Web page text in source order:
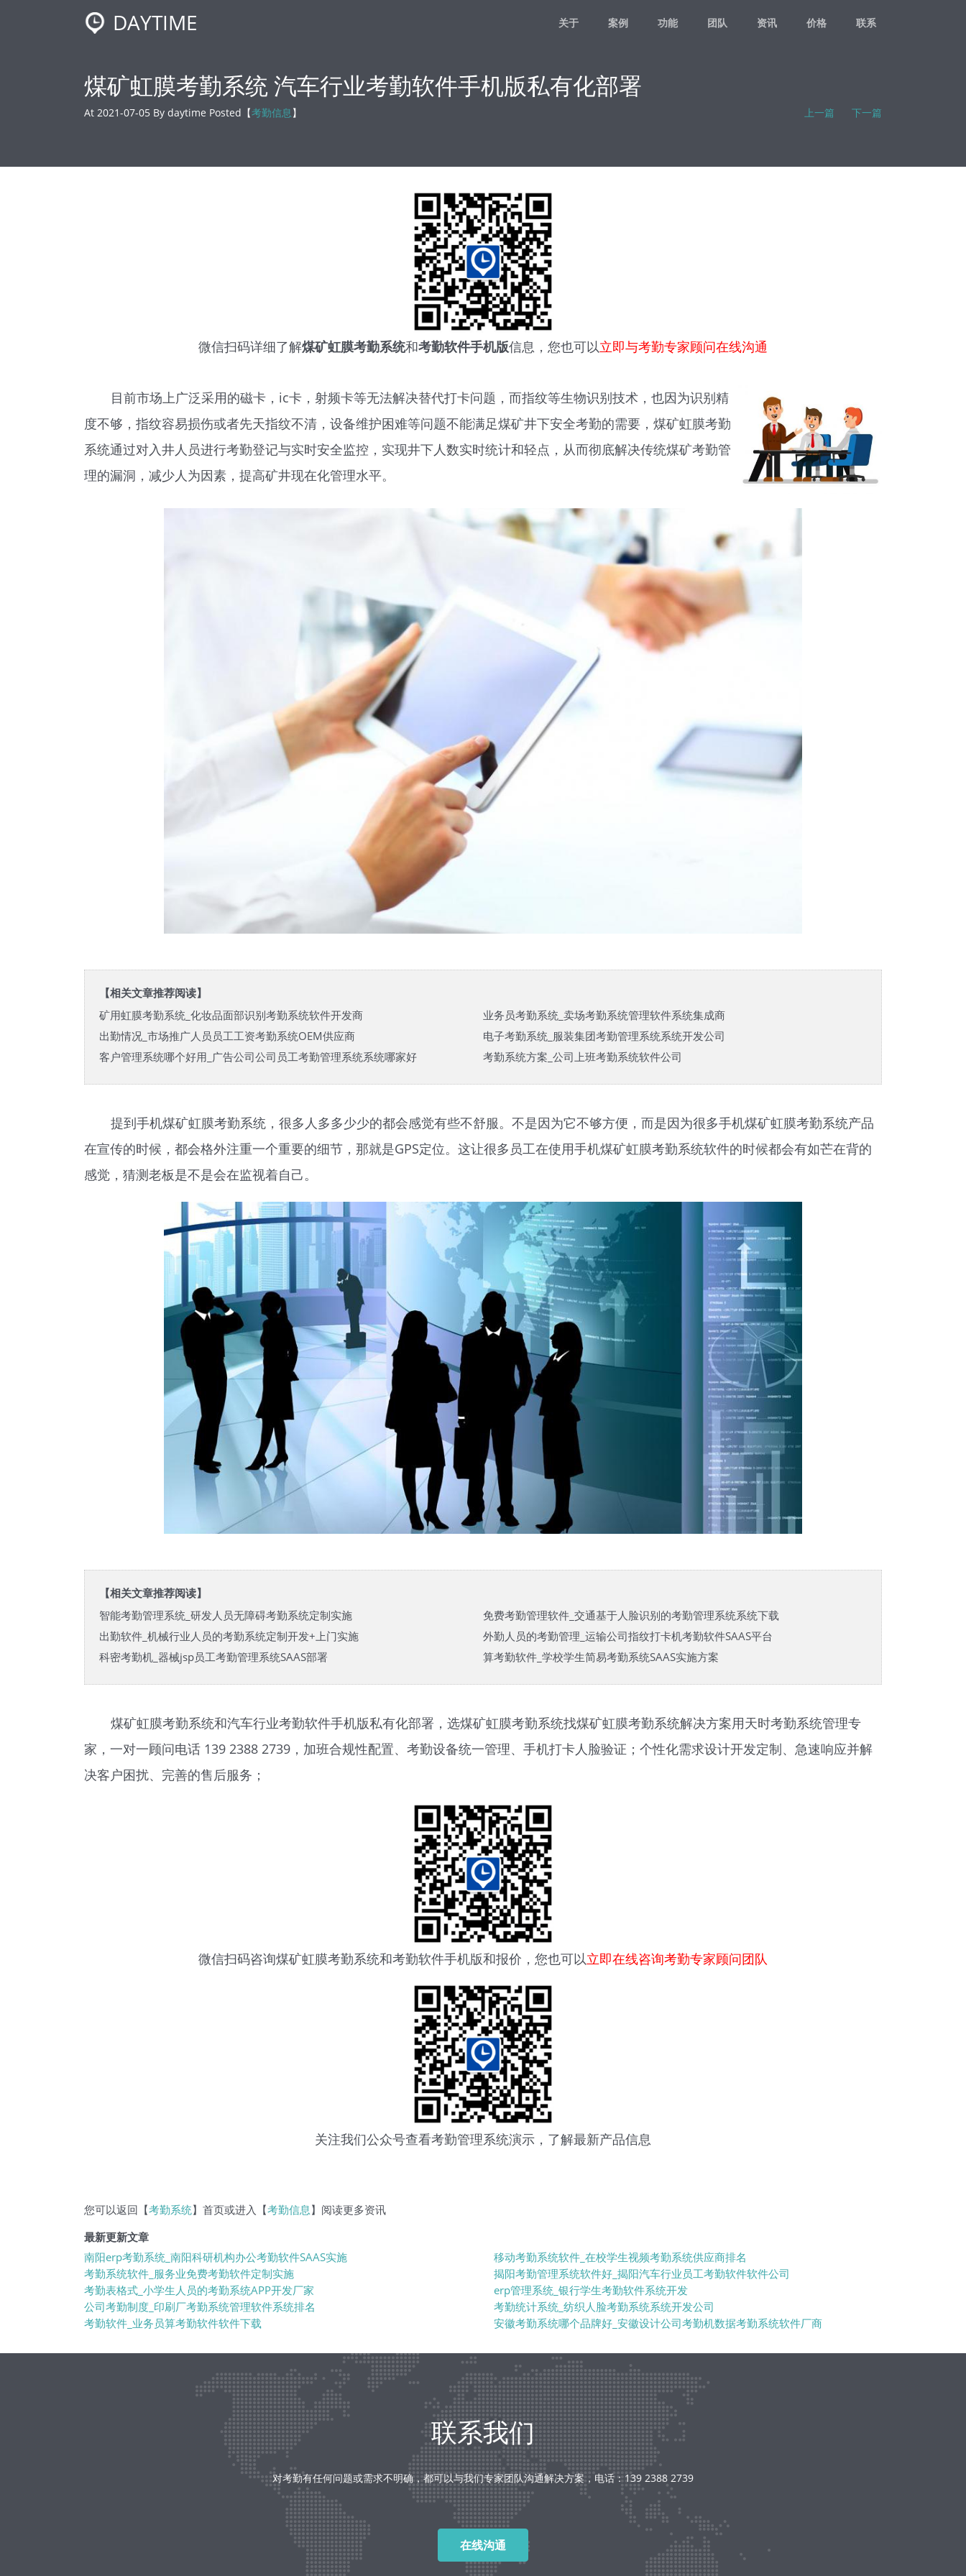
DAYTIME 关于 案例 功能 团队 资讯 价格 联系
煤矿虹膜考勤系统 汽车行业考勤软件手机版私有化部署
At 2021-07-05 By daytime Posted【考勤信息】 上一篇 下一篇
微信扫码详细了解煤矿虹膜考勤系统和考勤软件手机版信息，您也可以立即与考勤专家顾问在线沟通
目前市场上广泛采用的磁卡，ic卡，射频卡等无法解决替代打卡问题，而指纹等生物识别技术，也因为识别精
度不够，指纹容易损伤或者先天指纹不清，设备维护困难等问题不能满足煤矿井下安全考勤的需要，煤矿虹膜考勤
系统通过对入井人员进行考勤登记与实时安全监控，实现井下人数实时统计和轻点，从而彻底解决传统煤矿考勤管
理的漏洞，减少人为因素，提高矿井现在化管理水平。
【相关文章推荐阅读】
矿用虹膜考勤系统_化妆品面部识别考勤系统软件开发商
业务员考勤系统_卖场考勤系统管理软件系统集成商
出勤情况_市场推广人员员工工资考勤系统OEM供应商
电子考勤系统_服装集团考勤管理系统系统开发公司
客户管理系统哪个好用_广告公司公司员工考勤管理系统系统哪家好
考勤系统方案_公司上班考勤系统软件公司
提到手机煤矿虹膜考勤系统，很多人多多少少的都会感觉有些不舒服。不是因为它不够方便，而是因为很多手机煤矿虹膜考勤系统产品
在宣传的时候，都会格外注重一个重要的细节，那就是GPS定位。这让很多员工在使用手机煤矿虹膜考勤系统软件的时候都会有如芒在背的
感觉，猜测老板是不是会在监视着自己。
【相关文章推荐阅读】
智能考勤管理系统_研发人员无障碍考勤系统定制实施
免费考勤管理软件_交通基于人脸识别的考勤管理系统系统下载
出勤软件_机械行业人员的考勤系统定制开发+上门实施
外勤人员的考勤管理_运输公司指纹打卡机考勤软件SAAS平台
科密考勤机_器械jsp员工考勤管理系统SAAS部署
算考勤软件_学校学生简易考勤系统SAAS实施方案
煤矿虹膜考勤系统和汽车行业考勤软件手机版私有化部署，选煤矿虹膜考勤系统找煤矿虹膜考勤系统解决方案用天时考勤系统管理专
家，一对一顾问电话 139 2388 2739，加班合规性配置、考勤设备统一管理、手机打卡人脸验证；个性化需求设计开发定制、急速响应并解
决客户困扰、完善的售后服务；
微信扫码咨询煤矿虹膜考勤系统和考勤软件手机版和报价，您也可以立即在线咨询考勤专家顾问团队
关注我们公众号查看考勤管理系统演示，了解最新产品信息
您可以返回【考勤系统】首页或进入【考勤信息】阅读更多资讯
最新更新文章
南阳erp考勤系统_南阳科研机构办公考勤软件SAAS实施
移动考勤系统软件_在校学生视频考勤系统供应商排名
考勤系统软件_服务业免费考勤软件定制实施
揭阳考勤管理系统软件好_揭阳汽车行业员工考勤软件软件公司
考勤表格式_小学生人员的考勤系统APP开发厂家
erp管理系统_银行学生考勤软件系统开发
公司考勤制度_印刷厂考勤系统管理软件系统排名
考勤统计系统_纺织人脸考勤系统系统开发公司
考勤软件_业务员算考勤软件软件下载
安徽考勤系统哪个品牌好_安徽设计公司考勤机数据考勤系统软件厂商
联系我们
对考勤有任何问题或需求不明确，都可以与我们专家团队沟通解决方案，电话：139 2388 2739
在线沟通